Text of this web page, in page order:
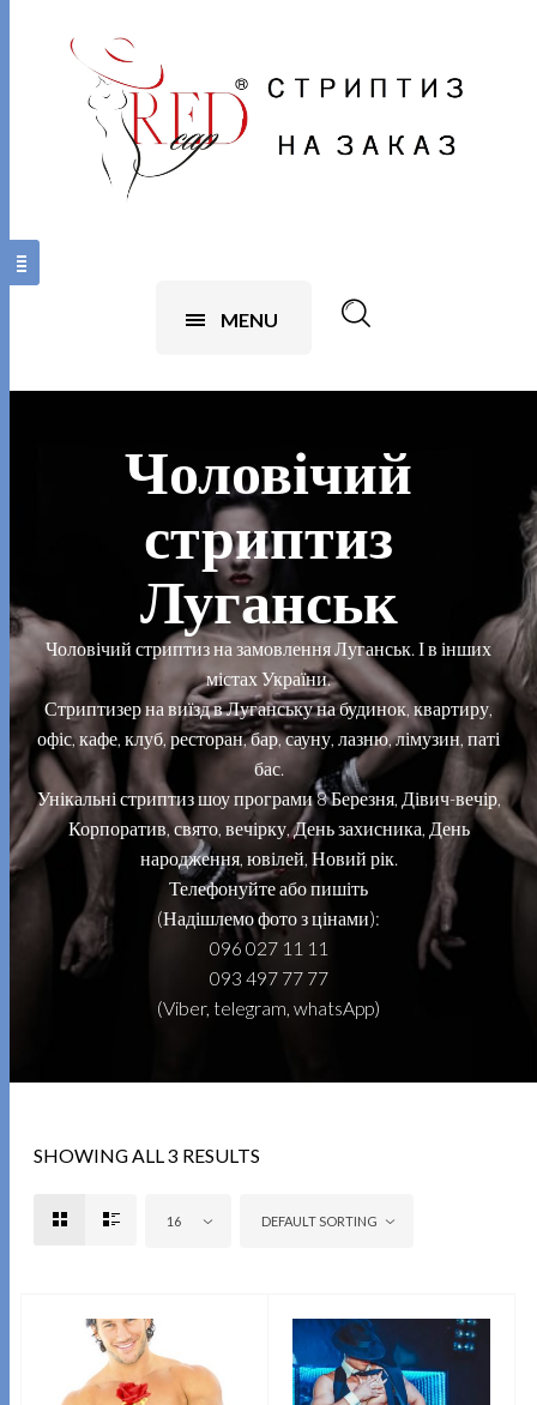
MENU
Чоловічий
стриптиз
Луганськ
Чоловічий стриптиз на замовлення Луганськ. І в інших
містах України.
Стриптизер на виїзд в Луганську на будинок, квартиру,
офіс, кафе, клуб, ресторан, бар, сауну, лазню, лімузин, паті
бас.
Унікальні стриптиз шоу програми 8 Березня, Дівич-вечір,
Корпоратив, свято, вечірку, День захисника, День
народження, ювілей, Новий рік.
Телефонуйте або пишіть
(Надішлемо фото з цінами):
096 027 11 11
093 497 77 77
(Viber, telegram, whatsApp)
SHOWING ALL 3 RESULTS
16 DEFAULT SORTING